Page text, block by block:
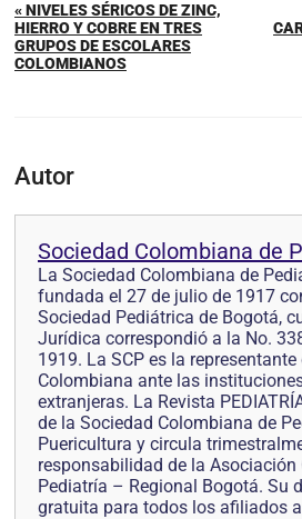
« NIVELES SÉRICOS DE ZINC,
HIERRO Y COBRE EN TRES
GRUPOS DE ESCOLARES
COLOMBIANOS
Autor
Sociedad Colombiana de
La Sociedad Colombiana de
fundada el 27 de julio de 1917
Sociedad Pediátrica de Bogotá,
Jurídica correspondió a la No.
1919. La SCP es la
Colombiana ante las
extranjeras. La Revista
de la Sociedad Colombiana de
Puericultura y circula
responsabilidad de la
Pediatría – Regional Bogotá. Su
gratuita para todos los afiliados